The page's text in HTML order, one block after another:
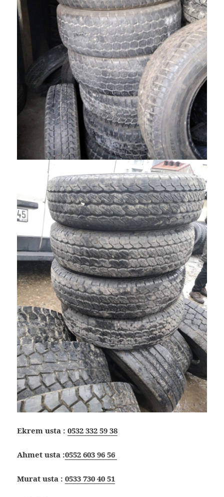
Ekrem usta :0532 332 59 38
Ahmet usta :0552 603 96 56
Murat usta :0533 730 40 51